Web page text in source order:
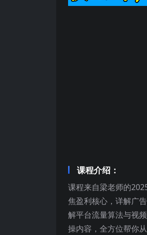
课程介绍：
课程来自梁老师的
焦盈利核心，详解广
解平台流量算法与视
操内容，全方位帮你